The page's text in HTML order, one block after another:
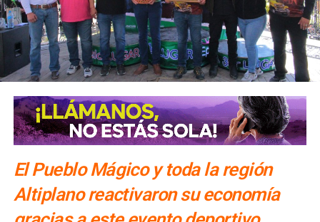
El Pueblo Mágico y toda la región
Altiplano reactivaron su economía